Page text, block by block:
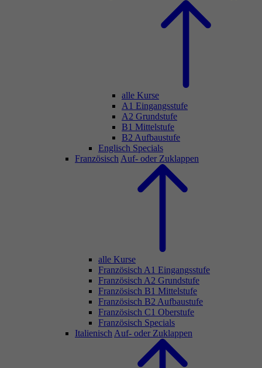
alle Kurse
A1 Eingangsstufe
A2 Grundstufe
B1 Mittelstufe
B2 Aufbaustufe
Englisch Specials
Französisch Auf- oder Zuklappen
alle Kurse
Französisch A1 Eingangsstufe
Französisch A2 Grundstufe
Französisch B1 Mittelstufe
Französisch B2 Aufbaustufe
Französisch C1 Oberstufe
Französisch Specials
Italienisch Auf- oder Zuklappen